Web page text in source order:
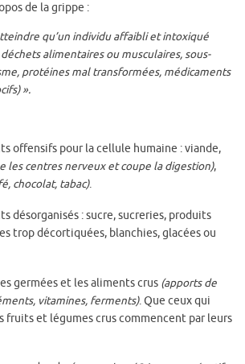
de la grippe :
qu’un individu affaibli et intoxiqué
alimentaires ou musculaires, sous-
protéines mal transformées, médicaments
».
offensifs pour la cellule humaine : viande,
les centres nerveux et coupe la digestion),
chocolat, tabac).
désorganisés : sucre, sucreries, produits
trop décortiquées, blanchies, glacées ou
germées et les aliments crus (apports de
vitamines, ferments). Que ceux qui
fruits et légumes crus commencent par leurs